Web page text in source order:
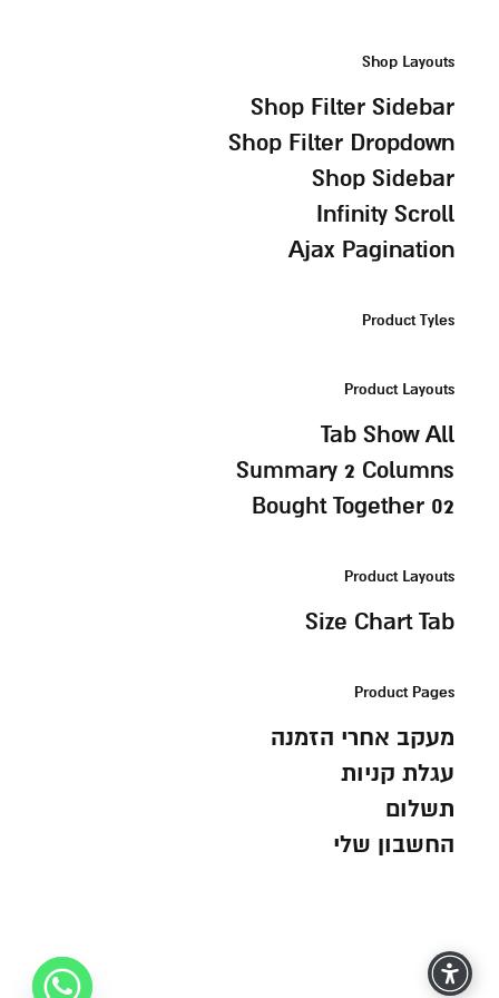
Shop Layouts
Shop Filter Sidebar
Shop Filter Dropdown
Shop Sidebar
Infinity Scroll
Ajax Pagination
Product Tyles
Product Layouts
Tab Show All
Summary 2 Columns
Bought Together 02
Product Layouts
Size Chart Tab
Product Pages
מעקב אחרי הזמנה
עגלת קניות
תשלום
החשבון שלי